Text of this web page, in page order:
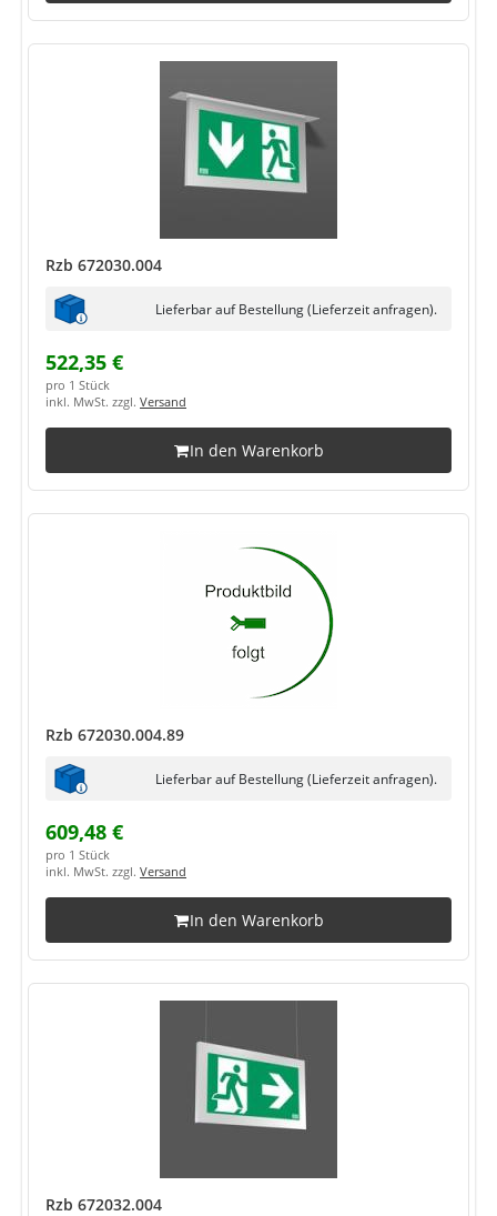
Rzb 672030.004
Lieferbar auf Bestellung (Lieferzeit anfragen).
522,35 €
pro 1 Stück
inkl. MwSt. zzgl. Versand
In den Warenkorb
Rzb 672030.004.89
Lieferbar auf Bestellung (Lieferzeit anfragen).
609,48 €
pro 1 Stück
inkl. MwSt. zzgl. Versand
In den Warenkorb
Rzb 672032.004